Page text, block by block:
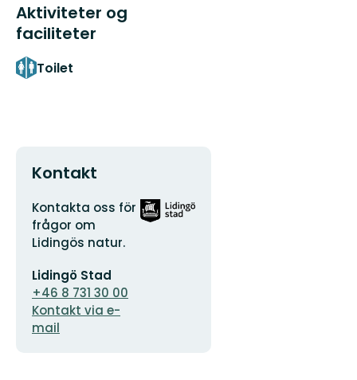
Aktiviteter og
faciliteter
Toilet
Kontakt
Adresse
Kontakta oss för
frågor om
Lidingös natur.
mailadresse
Lidingö Stad
+46 8 731 30 00
Kontakt via e-
mail
Organisationens
logotype